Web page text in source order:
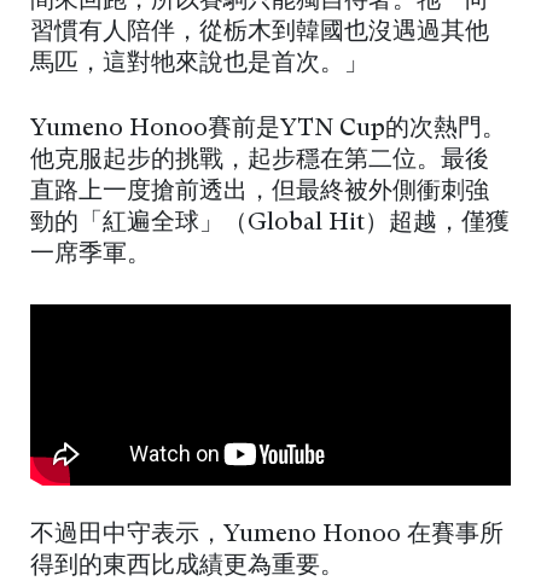
習慣有人陪伴，從栃木到韓國也沒遇過其他
馬匹，這對牠來說也是首次。」
Yumeno Honoo賽前是YTN Cup的次熱門。
他克服起步的挑戰，起步穩在第二位。最後
直路上一度搶前透出，但最終被外側衝刺強
勁的「紅遍全球」（Global Hit）超越，僅獲
一席季軍。
不過田中守表示，Yumeno Honoo 在賽事所
得到的東西比成績更為重要。